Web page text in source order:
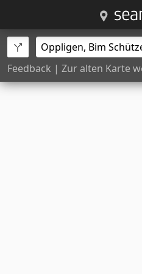
Feedback | Zur alten Karte